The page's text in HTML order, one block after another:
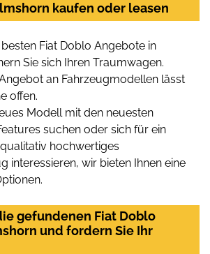
kaufen oder leasen
Fiat Doblo Angebote in
Sie sich Ihren Traumwagen.
an Fahrzeugmodellen lässt
offen.
Modell mit den neuesten
suchen oder sich für ein
hochwertiges
interessieren, wir bieten Ihnen eine
gefundenen Fiat Doblo
und fordern Sie Ihr